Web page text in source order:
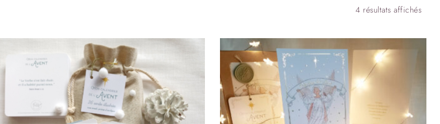
4 résultats affichés